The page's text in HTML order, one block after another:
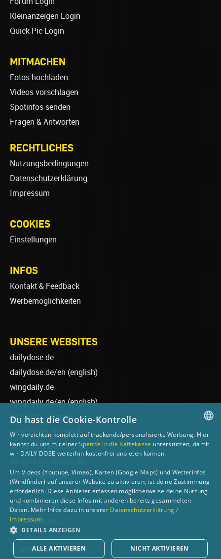
Kleinanzeigen Login
Quick Pic Login
MITMACHEN
Fotos hochladen
Videos vorschlagen
Spotinfos senden
Fragen & Antworten
RECHTLICHES
Nutzungsbedingungen
Datenschutzerklärung
Impressum
COOKIES
Einstellungen
INFOS
Kontakt & Feedback
Werbemöglichkeiten
UNSERE WEBSITES
dailydose.de
dailydose.de/en (english)
wingdaily.de
wingdaily.de/en(english)
dailydose-shop.de
windsurfen-lernen.de
wellenreiten-lernen.de
surfen-lernen.de
foilsurfen.de
sup-basics.de
ski-basics.de
© 2026 DAILY DOSE
GERMAN
Du hast die Cookie-Kontrolle
Wir verzichten komplett auf trackende/personalisierte Werbung. Hier
kannst du uns mit einerSpende in die Kaffekasse unterstützen, damit
wir DAILY DOSE weiterhin kostenfrei anbieten können.
Um Videos (Youtube, Vimeo), Karten (Google Maps) und Wetterinfos
(Windfinder) auf unserer Website zu aktivieren, ist deine Zustimmung
erforderlich. Diese Anbieter erfassen möglicherweise deine Nutzung
und kombinieren diese Infos mit anderen bereits gesammelten
Daten. Mehr Infos dazu in unserer Datenschutzerklärung /
Impressum
DETAILS ANZEIGEN
ALLE AKTIVIEREN NICHT AKTIVIEREN